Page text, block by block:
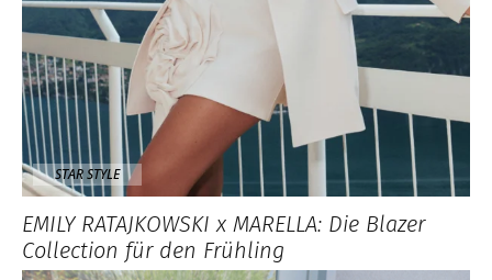
STAR STYLE
EMILY RATAJKOWSKI x MARELLA: Die Blazer
Collection für den Frühling